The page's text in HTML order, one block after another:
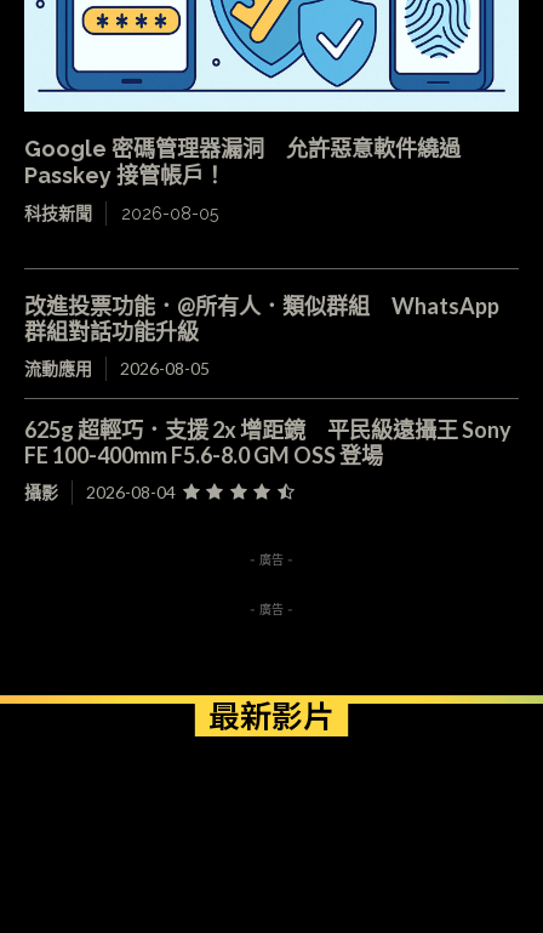
Google 密碼管理器漏洞 允許惡意軟件繞過
Passkey 接管帳戶！
科技新聞 2026-08-05
改進投票功能．@所有人．類似群組 WhatsApp
群組對話功能升級
流動應用 2026-08-05
625g 超輕巧．支援 2x 增距鏡 平民級遠攝王 Sony
FE 100-400mm F5.6-8.0 GM OSS 登場
攝影 2026-08-04
- 廣告 -
- 廣告 -
最新影片